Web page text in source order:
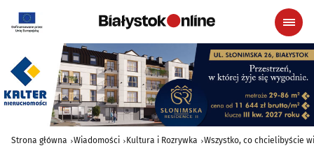
Strona główna Wiadomości Kultura i Rozrywka Wszystko, co chcielibyście